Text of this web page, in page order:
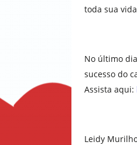
toda sua
No último
sucesso do
Assista aqui:
Leidy